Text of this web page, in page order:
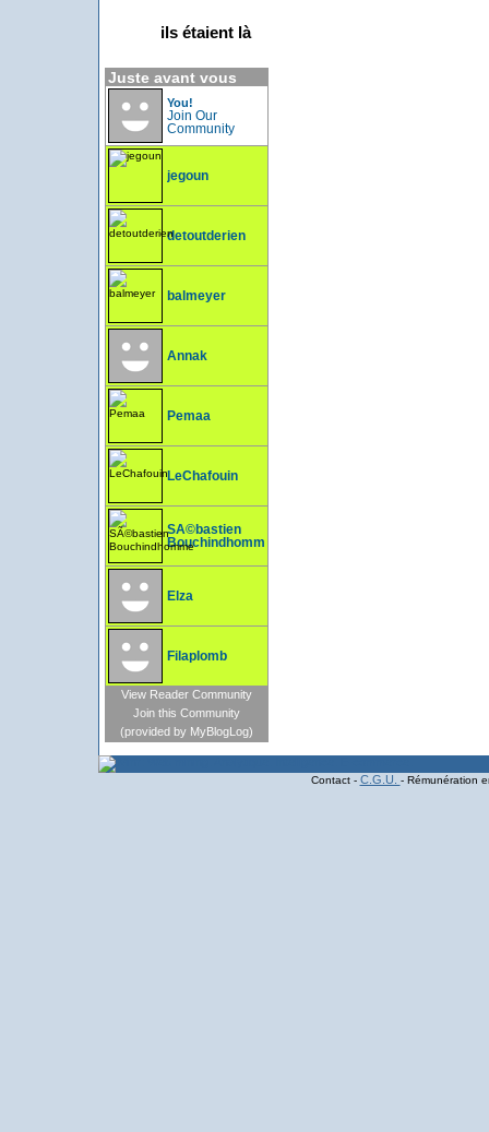
ils étaient là
Juste avant vous
You!
Join Our
Community
jegoun
detoutderien
balmeyer
Annak
Pemaa
LeChafouin
SÃ©bastien
Bouchindhomme
Elza
Filaplomb
View Reader Community
Join this Community
(provided by MyBlogLog)
Contact - C.G.U. - Rémunération